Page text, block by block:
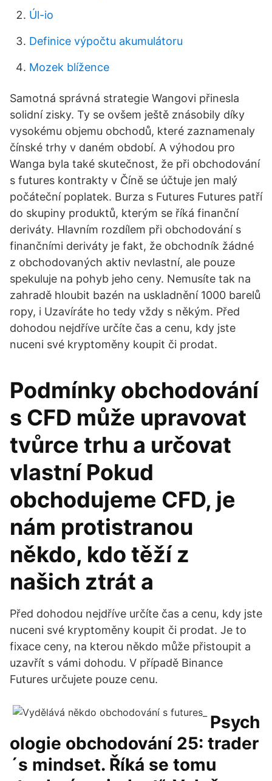
Úl-io
Definice výpočtu akumulátoru
Mozek blížence
Samotná správná strategie Wangovi přinesla
solidní zisky. Ty se ovšem ještě znásobily díky
vysokému objemu obchodů, které zaznamenaly
čínské trhy v daném období. A výhodou pro
Wanga byla také skutečnost, že při obchodování
s futures kontrakty v Číně se účtuje jen malý
počáteční poplatek. Burza s Futures Futures patří
do skupiny produktů, kterým se říká finanční
deriváty. Hlavním rozdílem při obchodování s
finančními deriváty je fakt, že obchodník žádné
z obchodovaných aktiv nevlastní, ale pouze
spekuluje na pohyb jeho ceny. Nemusíte tak na
zahradě hloubit bazén na uskladnění 1000 barelů
ropy, i Uzavíráte ho tedy vždy s někým. Před
dohodou nejdříve určíte čas a cenu, kdy jste
nuceni své kryptoměny koupit či prodat.
Podmínky obchodování
s CFD může upravovat
tvůrce trhu a určovat
vlastní Pokud
obchodujeme CFD, je
nám protistranou
někdo, kdo těží z
našich ztrát a
Před dohodou nejdříve určíte čas a cenu, kdy jste
nuceni své kryptoměny koupit či prodat. Je to
fixace ceny, na kterou někdo může přistoupit a
uzavřít s vámi dohodu. V případě Binance
Futures určujete pouze cenu.
Psych
ologie obchodování 25: trader
´s mindset. Říká se tomu